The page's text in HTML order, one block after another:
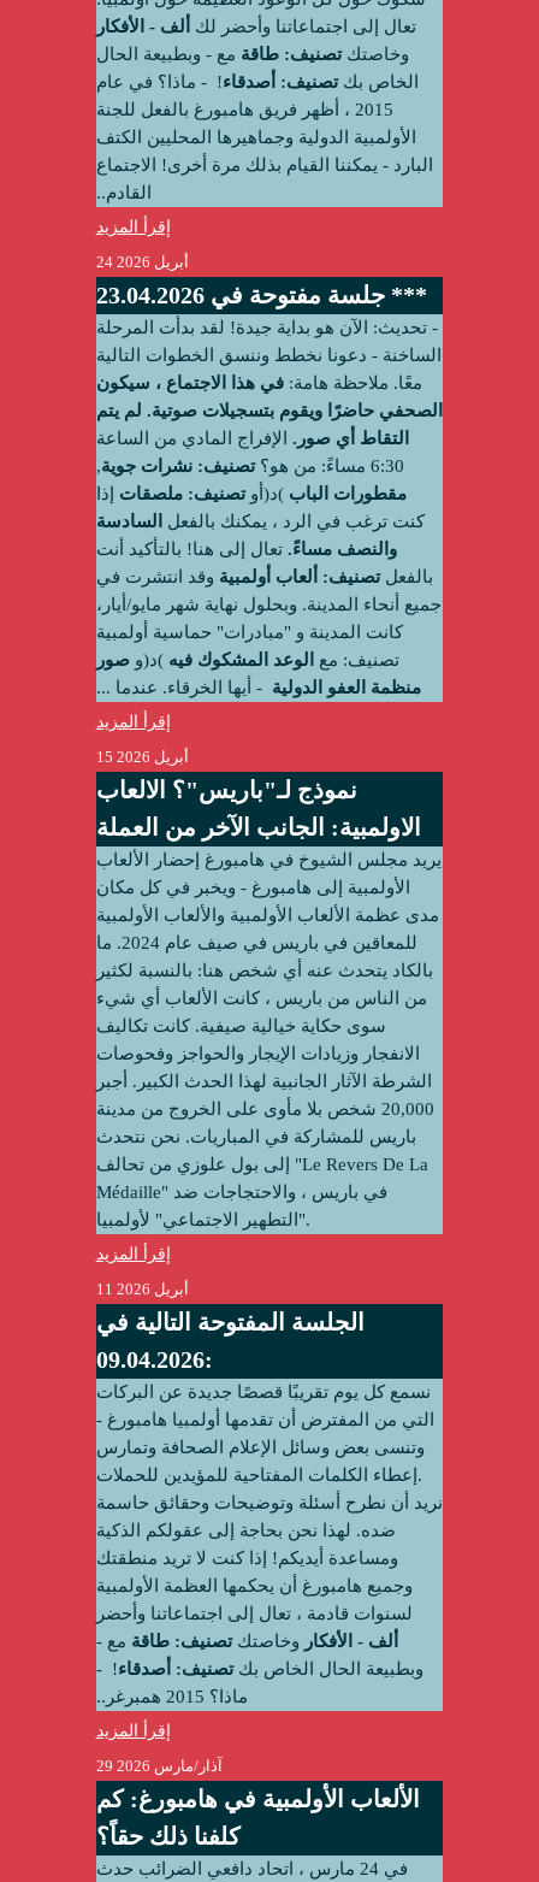
تعال إلى اجتماعاتنا وأحضر لك ألف - الأفكار
وخاصتكتصنيف: طاقة مع - وبطبيعة الحال
الخاص بكتصنيف: أصدقاء
! ‫ - ماذا؟ في عام
2015 ، أظهر فريق هامبورغ بالفعل للجنة
الأولمبية الدولية وجماهيرها المحليين الكتف
البارد - يمكننا القيام بذلك مرة أخرى! الاجتماع
القادم..
إقرأ المزيد
24 أبريل 2026
جلسة مفتوحة في 23.04.2026 ***
‫ - تحديث:‬ الآن هو بداية جيدة! لقد بدأت المرحلة
الساخنة - دعونا نخطط وننسق الخطوات التالية
معًا. ملاحظة هامة:في هذا الاجتماع ، سيكون
الصحفي حاضرًا ويقوم بتسجيلات صوتية. لم يتم
التقاط أي صور. الإفراج المادي من الساعة
6:30 مساءً: من هو؟
تصنيف: نشرات جوية,
مقطورات الباب )د(أوتصنيف: ملصقات إذا
كنت ترغب في الرد ، يمكنك بالفعل
‫السادسة
والنصف مساءً.‬ ‫تعال إلى هنا! بالتأكيد أنت
بالفعلتصنيف: ألعاب أولمبية وقد انتشرت في
جميع أنحاء المدينة. وبحلول نهاية شهر مايو/أيار،
كانت المدينة و "مبادرات" حماسية أولمبية
تصنيف: مع
الوعد المشكوك فيه )د(وصور
منظمة العفو الدولية
إقرأ المزيد
15 أبريل 2026
‫نموذج لـ"باريس"؟‬ الالعاب
الاولمبية: الجانب الآخر من العملة
يريد مجلس الشيوخ في هامبورغ إحضار الألعاب
الأولمبية إلى هامبورغ - ويخبر في كل مكان
مدى عظمة الألعاب الأولمبية والألعاب الأولمبية
للمعاقين في باريس في صيف عام 2024. ما
بالكاد يتحدث عنه أي شخص هنا: بالنسبة لكثير
من الناس من باريس ، كانت الألعاب أي شيء
سوى حكاية خيالية صيفية. كانت تكاليف
الانفجار وزيادات الإيجار والحواجز وفحوصات
الشرطة الآثار الجانبية لهذا الحدث الكبير. أجبر
20,000 شخص بلا مأوى على الخروج من مدينة
باريس للمشاركة في المباريات. نحن نتحدث
إلى بول علوزي من تحالف "Le Revers De La
Médaille" في باريس ، والاحتجاجات ضد
"التطهير الاجتماعي" لأولمبيا.
إقرأ المزيد
11 أبريل 2026
الجلسة المفتوحة التالية في
09.04.2026:
نسمع كل يوم تقريبًا قصصًا جديدة عن البركات
التي من المفترض أن تقدمها أولمبيا هامبورغ -
وتنسى بعض وسائل الإعلام الصحافة وتمارس
إعطاء الكلمات المفتاحية للمؤيدين للحملات.
نريد أن نطرح أسئلة وتوضيحات وحقائق حاسمة
ضده. لهذا نحن بحاجة إلى عقولكم الذكية
ومساعدة أيديكم! إذا كنت لا تريد منطقتك
وجميع هامبورغ أن يحكمها العظمة الأولمبية
لسنوات قادمة ، تعال إلى اجتماعاتنا وأحضر
ألف - الأفكار وخاصتكتصنيف: طاقة مع -
وبطبيعة الحال الخاص بكتصنيف: أصدقاء! ‫ -
ماذا؟ 2015 همبرغر..
إقرأ المزيد
29 آذار/مارس 2026
الألعاب الأولمبية في هامبورغ: كم
كلفنا ذلك حقاً؟
في 24 مارس ، اتحاد دافعي الضرائب حدث